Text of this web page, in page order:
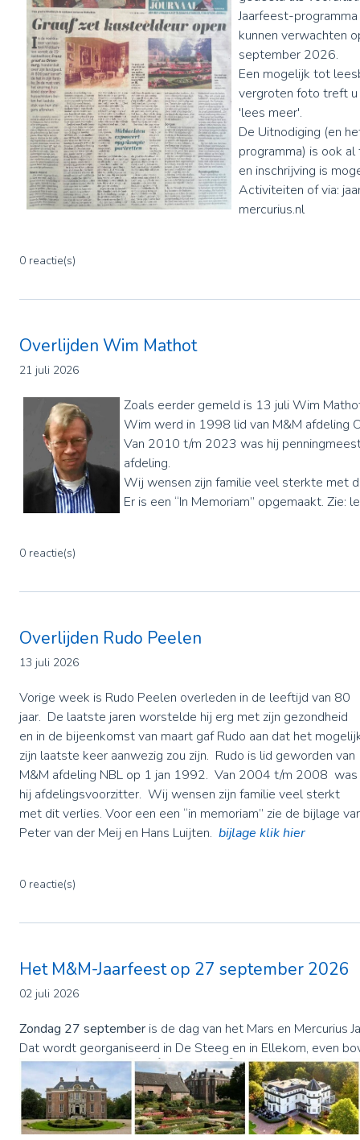
Jaarfeest-
kunnen verwachten
september 2026.
Een mogelijk tot
vergroten foto treft u
'lees meer'.
De Uitnodiging (en
programma) is ook
en inschrijving is
Activiteiten of via:
mercurius.nl
0 reactie(s)
Overlijden Wim Mathot
21 juli 2026
Zoals eerder gemeld is 13 juli Wim
Wim werd in 1998 lid van M&M afdeling
Van 2010 t/m 2023 was hij
afdeling.
Wij wensen zijn familie veel sterkte met
Er is een “In Memoriam” opgemaakt. Zie:
0 reactie(s)
Overlijden Rudo Peelen
13 juli 2026
Vorige week is Rudo Peelen overleden in de leeftijd van 80
jaar. De laatste jaren worstelde hij erg met zijn gezondheid
en in de bijeenkomst van maart gaf Rudo aan dat het
zijn laatste keer aanwezig zou zijn. Rudo is lid geworden van
M&M afdeling NBL op 1 jan 1992. Van 2004 t/m 2008 was
hij afdelingsvoorzitter. Wij wensen zijn familie veel sterkt
met dit verlies. Voor een een “in memoriam” zie de bijlage
Peter van der Meij en Hans Luijten. bijlage klik hier
0 reactie(s)
Het M&M-Jaarfeest op 27 september 2026
02 juli 2026
Zondag 27 september is de dag van het Mars en Mercurius
Dat wordt georganiseerd in De Steeg en in Ellekom, even